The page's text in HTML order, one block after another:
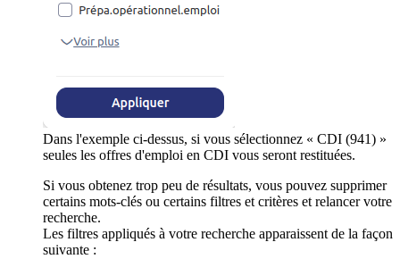
Dans l'exemple ci-dessus, si vous sélectionnez « CDI (941) »
seules les offres d'emploi en CDI vous seront restituées.
Si vous obtenez trop peu de résultats, vous pouvez supprimer
certains mots-clés ou certains filtres et critères et relancer votre
recherche.
Les filtres appliqués à votre recherche apparaissent de la façon
suivante :